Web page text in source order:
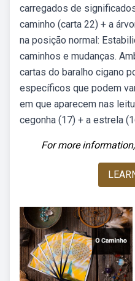
carregados de
caminho (carta 22) + a
na posição normal:
caminhos e mudanças.
cartas do baralho cigano
específicos que podem
em que aparecem nas
cegonha (17) + a estrela
For more